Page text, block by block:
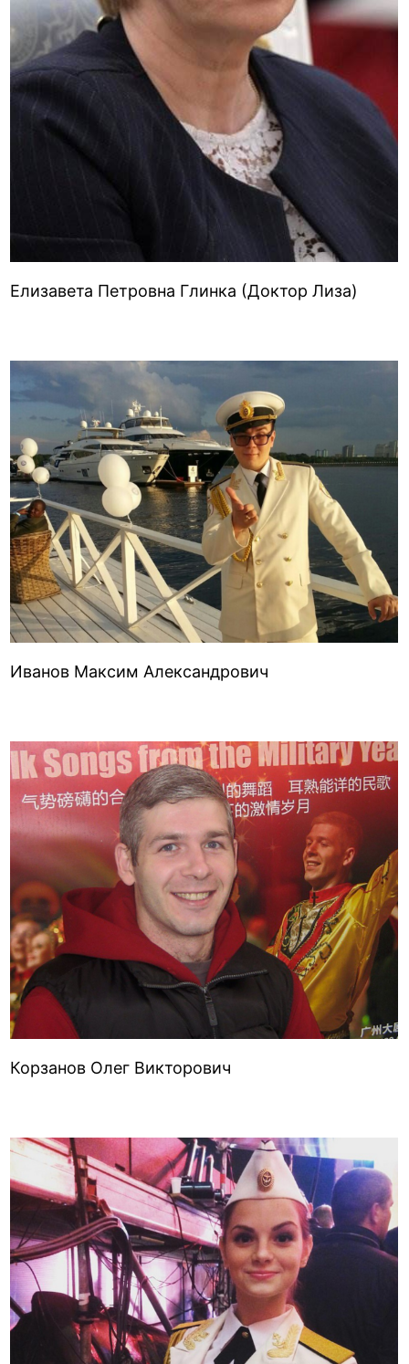
Елизавета Петровна Глинка (Доктор Лиза)
Иванов Максим Александрович
Корзанов Олег Викторович